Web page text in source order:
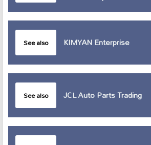
See also KIMYAN Enterprise
See also JCL Auto Parts Trading